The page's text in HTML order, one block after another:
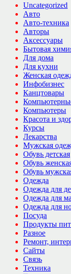
Uncategorized
Авто
Авто-техника
Авторы
Аксессуары
Бытовая
Для дома
Для кухни
Женская
Инфобизнес
Канцтовары
Компьютеры
Красота и
Курсы
Лекарства
Мужская
Обувь детская
Обувь
Обувь
Одежда
Одежда для
Одежда для
Одежда для
Посуда
Продукты
Разное
Ремонт,
Сайты
Связь
Техника